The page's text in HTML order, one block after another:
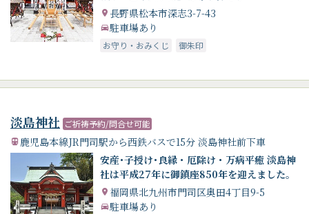
長野県松本市深志3-7-43
駐車場あり
お守り・おみくじ 御朱印
淡島神社 ご祈祷予約/問合せ可能
鹿児島本線JR門司駅から西鉄バスで15分 淡島神社前下車
安産･子授け･良縁・厄除け・万病平癒 淡島神
社は平成27年に御鎮座850年を迎えました。
福岡県北九州市門司区奥田4丁目9-5
駐車場あり